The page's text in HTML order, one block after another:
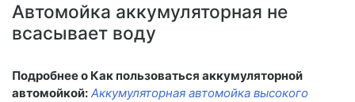
Автомойка аккумуляторная не
всасывает воду
Подробнее о Как пользоваться аккумуляторной
автомойкой: Аккумуляторная автомойка высокого